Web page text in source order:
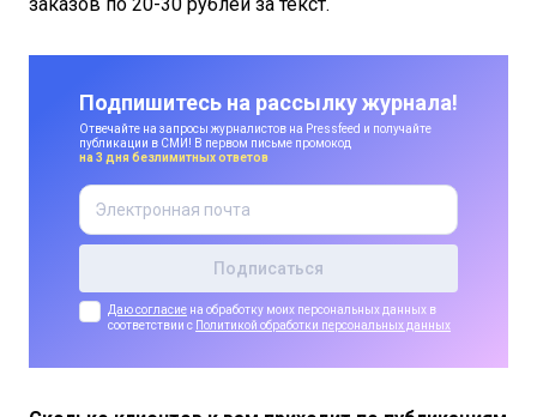
Подпишитесь на рассылку журнала!
Отвечайте на запросы журналистов на Pressfeed и получайте
публикации в СМИ! В первом письме промокод
на 3 дня безлимитных ответов
Даю согласие на обработку моих персональных данных в
соответствии с Политикой обработки персональных данных